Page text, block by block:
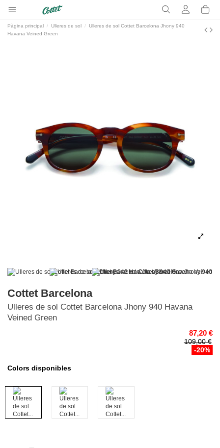
Pàgina principal Ulleres de sol
Ulleres de sol Cottet Barcelona Jhony 940
Havana Veined Green
Cottet Barcelona
Ulleres de sol Cottet Barcelona Jhony 940 Havana
Veined Green
87,20 €
109,00 €
-20%
Colors disponibles